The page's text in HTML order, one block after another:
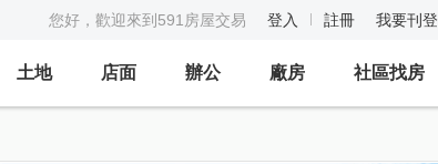
您好，歡迎來到591房屋交易 登入 註冊 我要刊登
土地 店面 辦公 廠房 社區找房